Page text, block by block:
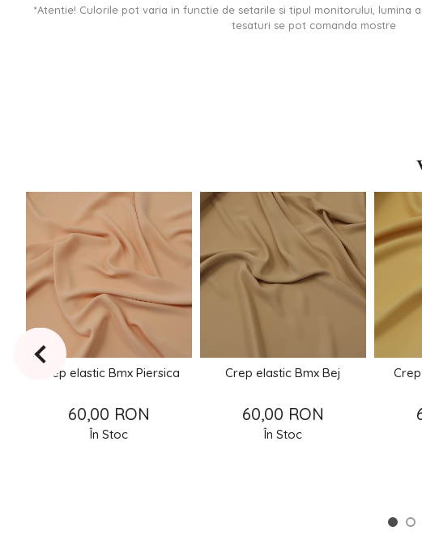
*Atentie! Culorile pot varia in functie de setarile si tipul monitorului, lumina
tesaturi se pot comanda mostre
Crep elastic Bmx Piersica
60,00 RON
În Stoc
Crep elastic Bmx Bej
60,00 RON
În Stoc